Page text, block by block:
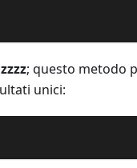
; questo metodo
unici: